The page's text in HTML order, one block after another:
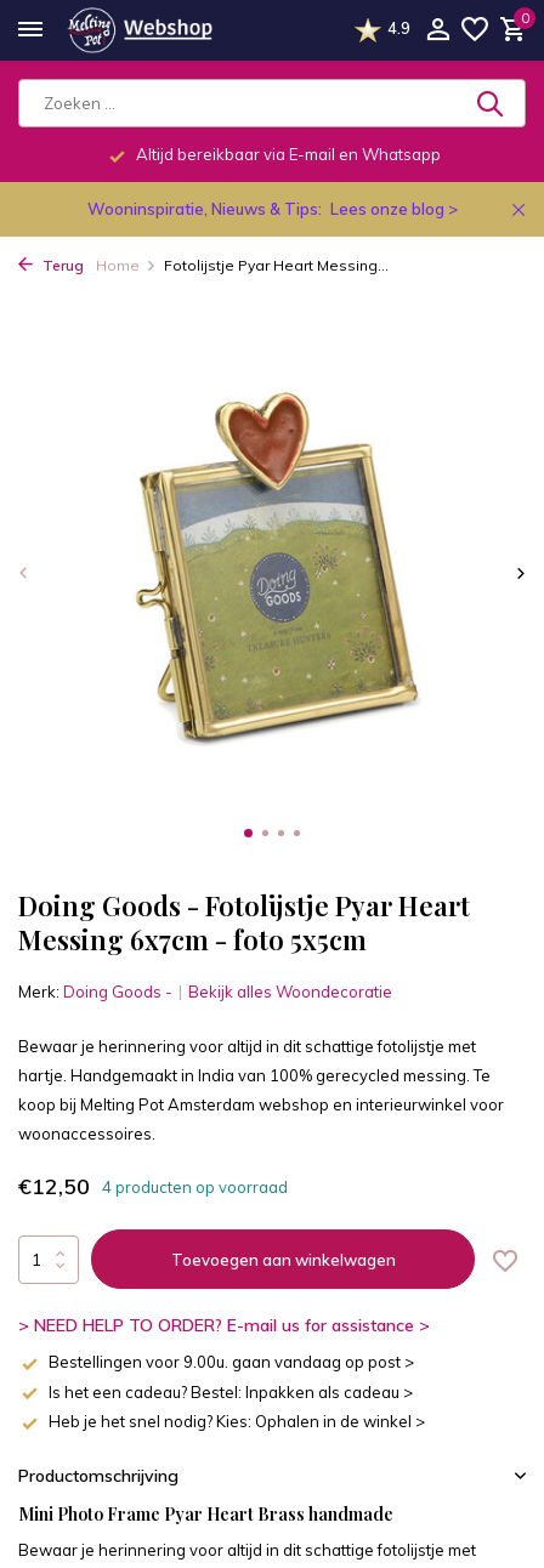
4.9
0
Altijd bereikbaar via E-mail en Whatsapp
Wooninspiratie, Nieuws & Tips: Lees onze blog >
Terug Home Fotolijstje Pyar Heart Messing...
Doing Goods - Fotolijstje Pyar Heart
Messing 6x7cm - foto 5x5cm
Merk: Doing Goods - Bekijk alles Woondecoratie
Bewaar je herinnering voor altijd in dit schattige fotolijstje met
hartje. Handgemaakt in India van 100% gerecycled messing. Te
koop bij Melting Pot Amsterdam webshop en interieurwinkel voor
woonaccessoires.
€12,50 4 producten op voorraad
Toevoegen aan winkelwagen
> NEED HELP TO ORDER? E-mail us for assistance >
Bestellingen voor 9.00u. gaan vandaag op post >
Is het een cadeau? Bestel: Inpakken als cadeau >
Heb je het snel nodig? Kies: Ophalen in de winkel >
Productomschrijving
Mini Photo Frame Pyar Heart Brass handmade
Bewaar je herinnering voor altijd in dit schattige fotolijstje met